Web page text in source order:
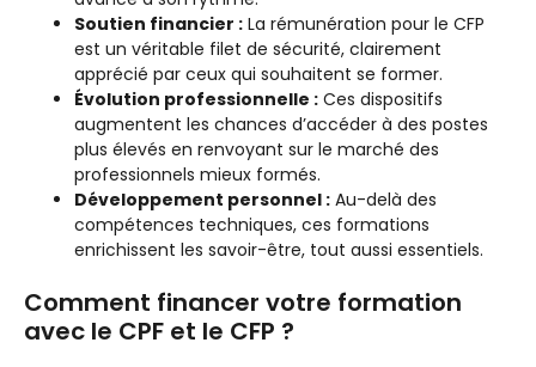
Soutien financier : La rémunération pour le CFP
est un véritable filet de sécurité, clairement
apprécié par ceux qui souhaitent se former.
Évolution professionnelle : Ces dispositifs
augmentent les chances d’accéder à des postes
plus élevés en renvoyant sur le marché des
professionnels mieux formés.
Développement personnel : Au-delà des
compétences techniques, ces formations
enrichissent les savoir-être, tout aussi essentiels.
Comment financer votre formation
avec le CPF et le CFP ?